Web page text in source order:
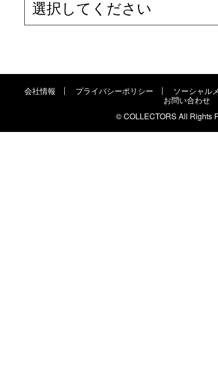
選択してください
会社情報 プライバシーポリシー
ソーシャル
お問い合わせ
© COLLECTORS All Rights